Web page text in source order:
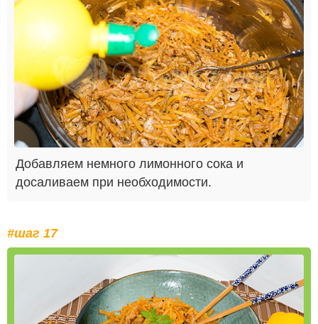
Добавляем немного лимонного сока и
досаливаем при необходимости.
#шаг 17